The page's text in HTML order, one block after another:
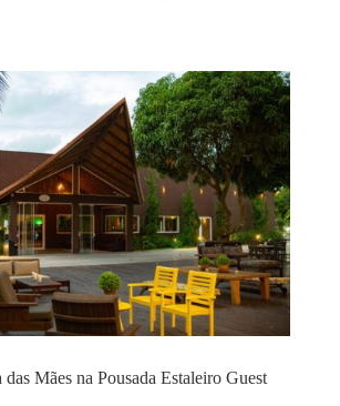
Mães na Pousada Estaleiro Guest